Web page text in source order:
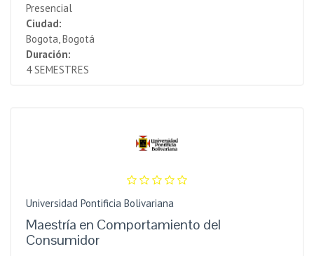
Presencial
Ciudad:
Bogota, Bogotá
Duración:
4 SEMESTRES
Universidad Pontificia Bolivariana
Maestría en Comportamiento del
Consumidor